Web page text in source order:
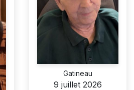
Gatineau
9 juillet 2026